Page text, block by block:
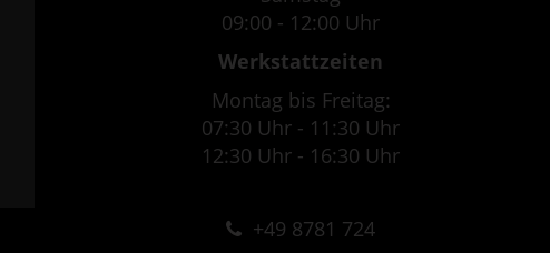
09:00 - 12:00 Uhr
Werkstattzeiten
Montag bis Freitag:
07:30 Uhr - 11:30 Uhr
12:30 Uhr - 16:30 Uhr
+49 8781 724